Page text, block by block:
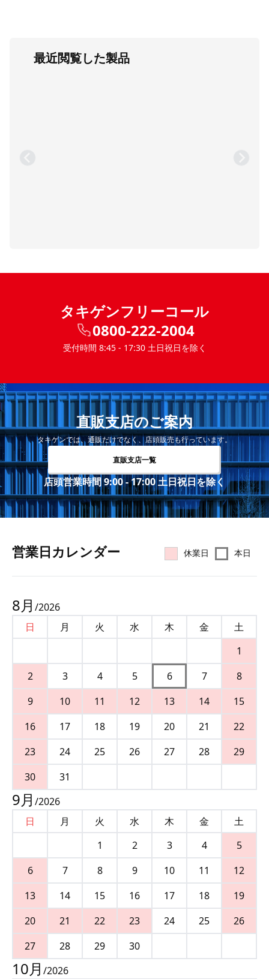
最近閲覧した製品
タキゲンフリーコール
0800-222-2004
受付時間 8:45 - 17:30 土日祝日を除く
直販支店のご案内
タキゲンでは、通販だけでなく、店頭販売も行っています。
直販支店一覧
店頭営業時間 9:00 - 17:00 土日祝日を除く
営業⽇カレンダー 休業日 本日
8月 /2026
日
月 火 水 木 金
土
1
2
3 4 5 6 7
8
9
10 11 12 13 14
15
16
17 18 19 20 21
22
23
24 25 26 27 28
29
30
31
9月 /2026
日
月 火 水 木 金
土
1
2 3 4
5
6
7 8 9 10 11
12
13
14 15 16 17 18
19
20
21 22 23 24 25
26
27
28 29 30
10月 /2026